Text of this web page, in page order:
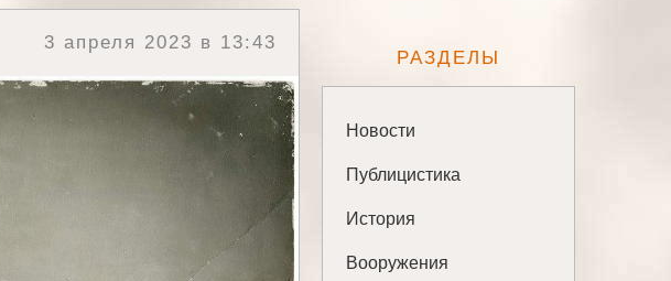
3 апреля 2023 в 13:43
РАЗДЕЛЫ
Новости
Публицистика
История
Вооружения